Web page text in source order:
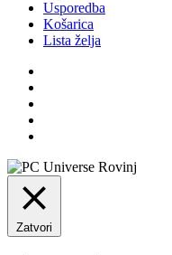
Usporedba
Košarica
Lista želja
Zatvori